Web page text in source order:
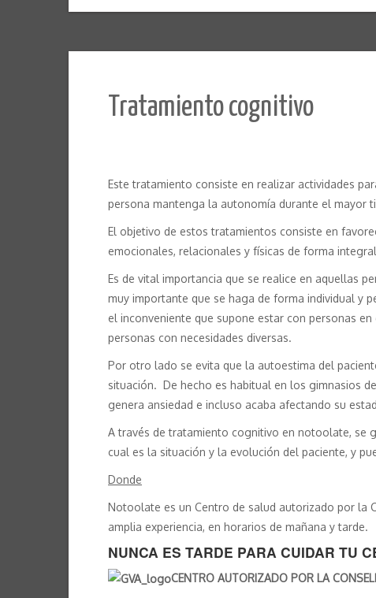
Tratamiento cognitivo
Este tratamiento consiste en realizar actividades
persona mantenga la autonomía durante el mayor
El objetivo de estos tratamientos consiste en
emocionales, relacionales y físicas de forma
Es de vital importancia que se realice en aquellas
muy importante que se haga de forma individual y
el inconveniente que supone estar con personas
personas con necesidades diversas.
Por otro lado se evita que la autoestima del
situación. De hecho es habitual en los gimnasios
genera ansiedad e incluso acaba afectando su
A través de tratamiento cognitivo en notoolate, se
cual es la situación y la evolución del paciente, y
Donde
Notoolate es un Centro de salud autorizado por la
amplia experiencia, en horarios de mañana y tarde.
NUNCA ES TARDE PARA CUIDAR TU
CENTRO AUTORIZADO POR LA